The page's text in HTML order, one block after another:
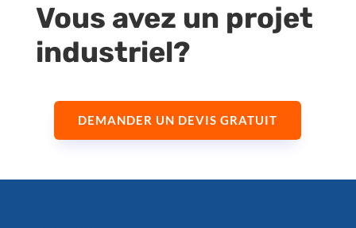
Vous avez un projet
industriel?
DEMANDER UN DEVIS GRATUIT